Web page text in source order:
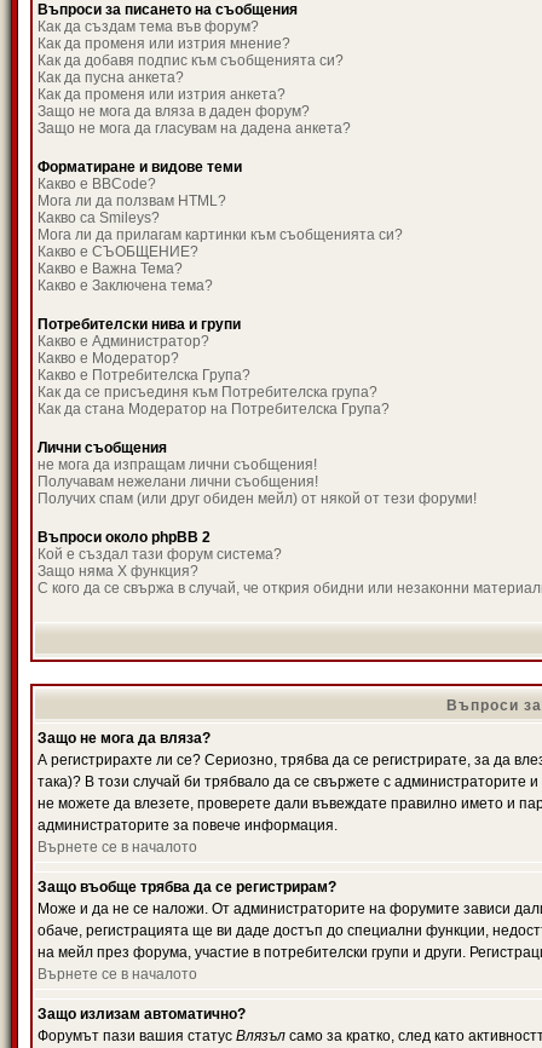
Въпроси за писането на съобщения
Как да създам тема във форум?
Как да променя или изтрия мнение?
Как да добавя подпис към съобщенията си?
Как да пусна анкета?
Как да променя или изтрия анкета?
Защо не мога да вляза в даден форум?
Защо не мога да гласувам на дадена анкета?
Форматиране и видове теми
Какво е BBCode?
Мога ли да ползвам HTML?
Какво са Smileys?
Мога ли да прилагам картинки към съобщенията си?
Какво е СЪОБЩЕНИЕ?
Какво е Важна Тема?
Какво е Заключена тема?
Потребителски нива и групи
Какво е Администратор?
Какво е Модератор?
Какво е Потребителска Група?
Как да се присъединя към Потребителска група?
Как да стана Модератор на Потребителска Група?
Лични съобщения
не мога да изпращам лични съобщения!
Получавам нежелани лични съобщения!
Получих спам (или друг обиден мейл) от някой от тези форуми!
Въпроси около phpBB 2
Кой е създал тази форум система?
Защо няма X функция?
С кого да се свържа в случай, че открия обидни или незаконни
Въпроси
Защо не мога да вляза?
А регистрирахте ли се? Сериозно, трябва да се регистрирате, за да
така)? В този случай би трябвало да се свържете с администраторите
не можете да влезете, проверете дали въвеждате правилно името и
администраторите за повече информация.
Върнете се в началото
Защо въобще трябва да се регистрирам?
Може и да не се наложи. От администраторите на форумите зависи
обаче, регистрацията ще ви даде достъп до специални функции,
на мейл през форума, участие в потребителски групи и други.
Върнете се в началото
Защо излизам автоматично?
Форумът пази вашия статус Влязъл само за кратко, след като